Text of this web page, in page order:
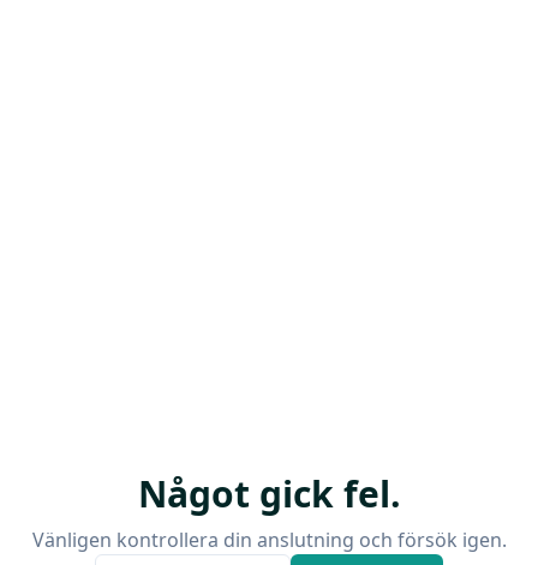
Något gick fel.
Vänligen kontrollera din anslutning och försök igen.